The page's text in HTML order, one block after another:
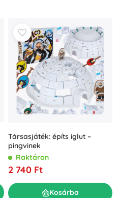
Társasjáték: építs iglut –
pingvinek
Raktáron
2 740 Ft
Kosárba